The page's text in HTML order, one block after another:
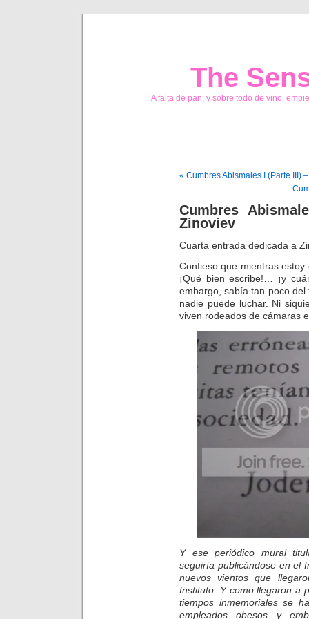
The
A falta de pan, y sobre todo de vino,
« Cumbres Abismales I (Parte III)
Cumbres
Zinoviev
Cuarta entrada dedicada a
Confieso que mientras
¡Qué bien escribe!… ¡y
embargo, sabía tan poco
nadie puede luchar. Ni
viven rodeados de cámaras
Y ese periódico mural
seguiría publicándose en el
nuevos vientos que
Instituto. Y como llegaron a
tiempos inmemoriales se
empleados obesos y